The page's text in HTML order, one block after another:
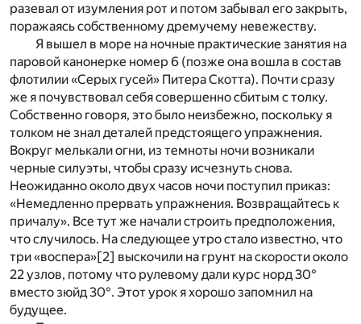
разевал от изумления рот и потом забывал его закрыть,
поражаясь собственному дремучему невежеству.
Я вышел в море на ночные практические занятия на
паровой канонерке номер 6 (позже она вошла в состав
флотилии «Серых гусей» Питера Скотта). Почти сразу
же я почувствовал себя совершенно сбитым с толку.
Собственно говоря, это было неизбежно, поскольку я
толком не знал деталей предстоящего упражнения.
Вокруг мелькали огни, из темноты ночи возникали
черные силуэты, чтобы сразу исчезнуть снова.
Неожиданно около двух часов ночи поступил приказ:
«Немедленно прервать упражнения. Возвращайтесь к
причалу». Все тут же начали строить предположения,
что случилось. На следующее утро стало известно, что
три «воспера»[2] выскочили на грунт на скорости около
22 узлов, потому что рулевому дали курс норд 30°
вместо зюйд 30°. Этот урок я хорошо запомнил на
будущее.